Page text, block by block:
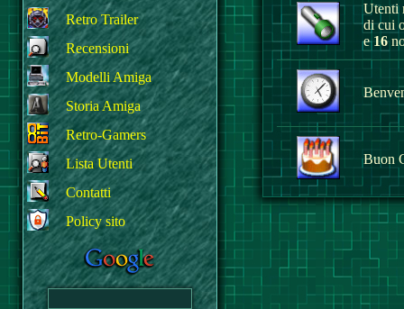
Retro Trailer
Recensioni
Modelli Amiga
Storia Amiga
Retro-Gamers
Lista Utenti
Contatti
Policy sito
Utenti
di cui
e16
Buon